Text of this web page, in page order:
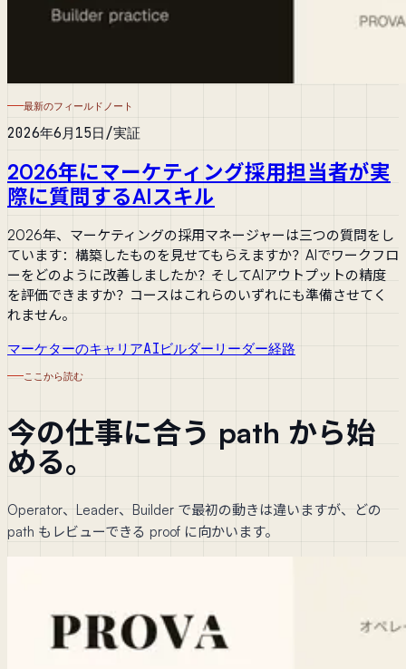
最新のフィールドノート
2026年6月15日 /実証
2026年にマーケティング採用担当者が実
際に質問するAIスキル
2026年、マーケティングの採用マネージャーは三つの質問をし
ています：構築したものを見せてもらえますか？AIでワークフロ
ーをどのように改善しましたか？そしてAIアウトプットの精度
を評価できますか？コースはこれらのいずれにも準備させてく
れません。
マーケターのキャリアAIビルダー リーダー経路
ここから読む
今の仕事に合う path から始
める。
Operator、Leader、Builder で最初の動きは違いますが、どの
path もレビューできる proof に向かいます。